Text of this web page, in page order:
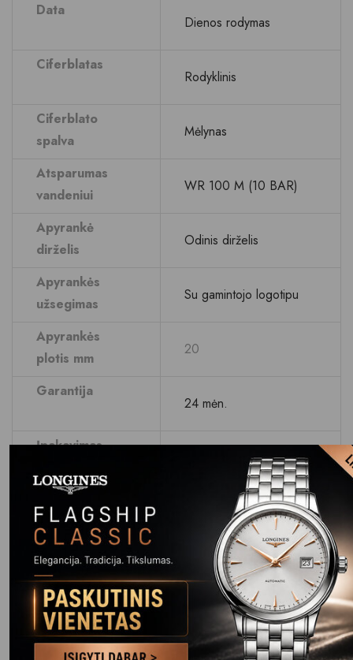
Data
Dienos rodymas
Ciferblatas
Rodyklinis
Ciferblato
spalva
Mėlynas
Atsparumas
vandeniui
WR 100 M (10 BAR)
Apyrankė
dirželis
Odinis dirželis
Apyrankės
užsegimas
Su gamintojo logotipu
Apyrankės
plotis mm
20
Garantija
24 mėn.
Įpakavimas
Firminė orginali laikrodžio
Susiję produktai
Į krepšelį Add to wishlist